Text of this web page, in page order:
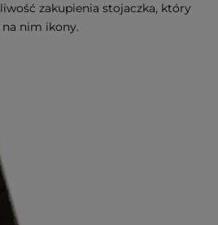
zakupienia stojaczka, który
nim ikony.